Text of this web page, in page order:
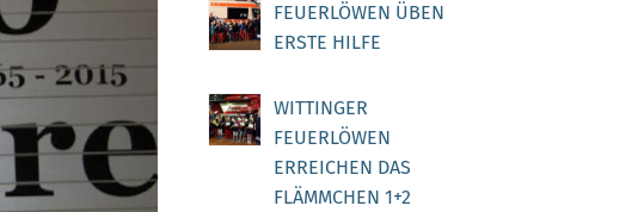
FEUERLÖWEN ÜBEN
ERSTE HILFE
WITTINGER
FEUERLÖWEN
ERREICHEN DAS
FLÄMMCHEN 1+2